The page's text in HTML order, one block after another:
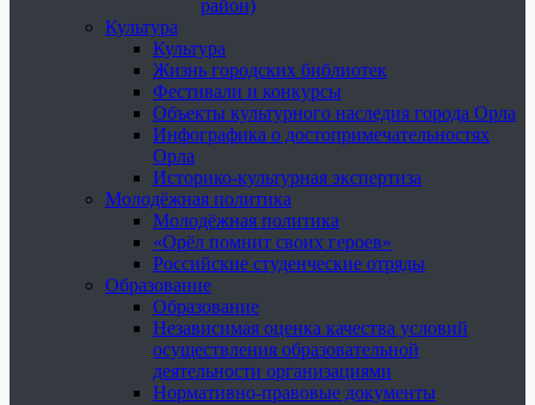
район)
Культура
Культура
Жизнь городских библиотек
Фестивали и конкурсы
Объекты культурного наследия города Орла
Инфографика о достопримечательностях
Орла
Историко-культурная экспертиза
Молодёжная политика
Молодёжная политика
«Орёл помнит своих героев»
Российские студенческие отряды
Образование
Образование
Независимая оценка качества условий
осуществления образовательной
деятельности организациями
Нормативно-правовые документы